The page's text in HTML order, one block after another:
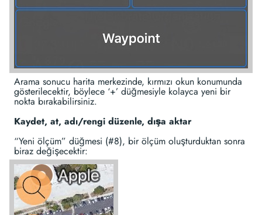
Arama sonucu harita merkezinde, kırmızı okun konumunda
gösterilecektir, böylece ‘+’ düğmesiyle kolayca yeni bir
nokta bırakabilirsiniz.
Kaydet, at, adı/rengi düzenle, dışa aktar
“Yeni ölçüm” düğmesi (#8), bir ölçüm oluşturduktan sonra
biraz değişecektir: